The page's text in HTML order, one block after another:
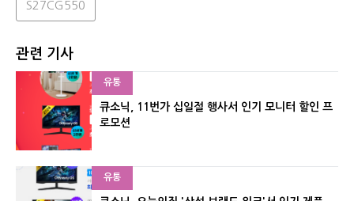
S27CG550
관련 기사
유통
큐소닉, 11번가 십일절 행사서 인기 모니터 할인 프
로모션
유통